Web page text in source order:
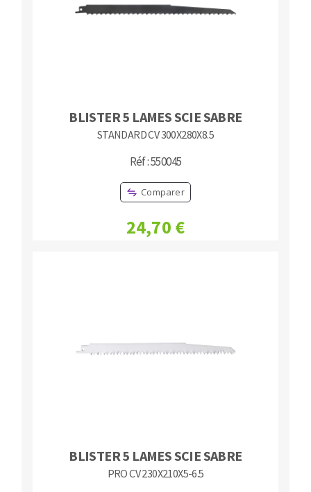
BLISTER 5 LAMES SCIE SABRE
STANDARD CV 300X280X8.5
Réf : 550045
Comparer
24,70 €
BLISTER 5 LAMES SCIE SABRE
PRO CV 230X210X5-6.5